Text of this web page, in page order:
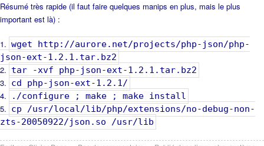
Résumé très rapide (il faut faire quelques manips en plus, mais le plus
important est là) :
wget http://aurore.net/projects/php-json/php-
json-ext-1.2.1.tar.bz2
tar -xvf php-json-ext-1.2.1.tar.bz2
cd php-json-ext-1.2.1/
./configure ; make ; make install
cp /usr/local/lib/php/extensions/no-debug-non-
zts-20050922/json.so /usr/lib